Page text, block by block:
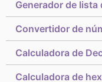
Generador de lista
Convertidor de
Calculadora de
Calculadora de